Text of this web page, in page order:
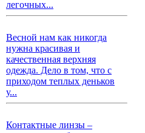
легочных...
Весной нам как никогда
нужна красивая и
качественная верхняя
одежда. Дело в том, что с
приходом теплых деньков
у...
Контактные линзы –